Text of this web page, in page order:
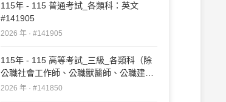
115年 - 115 普通考試_各類科：英文
#141905
2026 年 · #141905
115年 - 115 高等考試_三級_各類科（除
公職社會工作師、公職獸醫師、公職建築
師、公職護理師、公職營養師、公職食品
2026 年 · #141850